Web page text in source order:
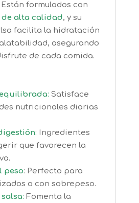
Están formulados con
alta calidad, y su
facilita la hidratación
asegurando
de cada comida.
: Satisface
nutricionales diarias
: Ingredientes
que favorecen la
peso: Perfecto para
o con sobrepeso.
salsa: Fomenta la